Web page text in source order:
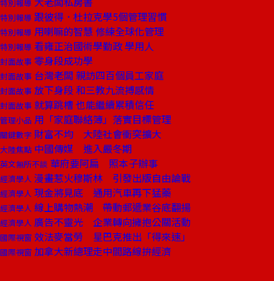
特別報導
特別報導 跟彼得．杜拉克學5個管理習慣
特別報導 用喇嘛的智慧 修練全球化管理
特別報導 看雍正治國術學勤政 學用人
封面故事 零身段成功學
封面故事 台灣老闆 親訪四百個員工家庭
封面故事 放下身段 和三教九流搏感情
封面故事 就算跳槽 也能繼續累積信任
管理小品 用「家庭聯絡簿」落實目標管理
關鍵數字 財富不均 大陸社會衝突擴大
大陸焦點 中國傳媒 進入嚴冬期
英文無所不談 華府要阿扁 照本子辦事
經濟學人 漫畫惹火穆斯林 引發出版自由論戰
經濟學人 現金將見底 通用汽車再下猛藥
經濟學人 線上購物熱潮 帶動郵遞業谷底翻揚
經濟學人 廣告不靈光 企業轉向擁抱公關活動
國際視窗 效法麥當勞 星巴克推出「得來速」
國際視窗 加拿大新總理走中間路線拚經濟